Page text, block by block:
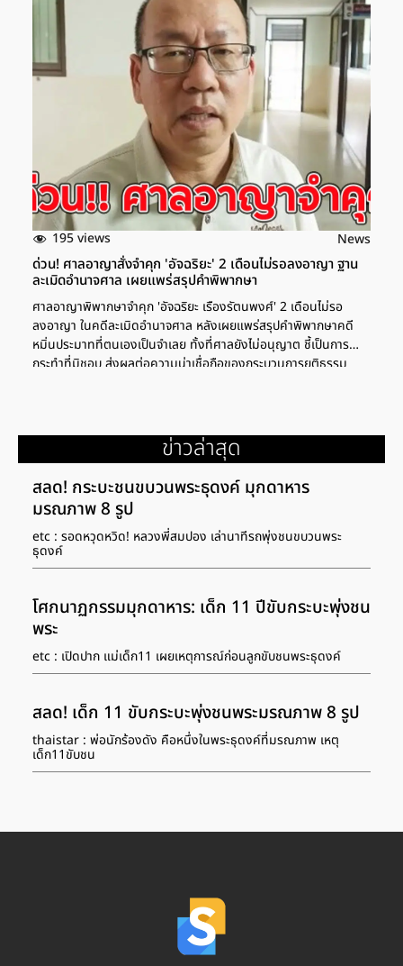
195 views News
ด่วน! ศาลอาญาสั่งจำคุก 'อัจฉริยะ' 2 เดือนไม่รอลงอาญา ฐาน
ละเมิดอำนาจศาล เผยแพร่สรุปคำพิพากษา
ศาลอาญาพิพากษาจำคุก 'อัจฉริยะ เรืองรัตนพงศ์' 2 เดือนไม่รอ
ลงอาญา ในคดีละเมิดอำนาจศาล หลังเผยแพร่สรุปคำพิพากษาคดี
หมิ่นประมาทที่ตนเองเป็นจำเลย ทั้งที่ศาลยังไม่อนุญาต ชี้เป็นการ
กระทำที่มิชอบ ส่งผลต่อความน่าเชื่อถือของกระบวนการยุติธรรม
ข่าวล่าสุด
สลด! กระบะชนขบวนพระธุดงค์ มุกดาหาร
มรณภาพ 8 รูป
etc : รอดหวุดหวิด! หลวงพี่สมปอง เล่านาทีรถพุ่งชนขบวนพระ
ธุดงค์
โศกนาฏกรรมมุกดาหาร: เด็ก 11 ปีขับกระบะพุ่งชน
พระ
etc : เปิดปาก แม่เด็ก11 เผยเหตุการณ์ก่อนลูกขับชนพระธุดงค์
สลด! เด็ก 11 ขับกระบะพุ่งชนพระมรณภาพ 8 รูป
thaistar : พ่อนักร้องดัง คือหนึ่งในพระธุดงค์ที่มรณภาพ เหตุ
เด็ก11ขับชน